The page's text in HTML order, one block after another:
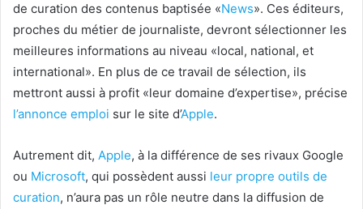
de curation des contenus baptisée «News». Ces éditeurs,
proches du métier de journaliste, devront sélectionner les
meilleures informations au niveau «local, national, et
international». En plus de ce travail de sélection, ils
mettront aussi à profit «leur domaine d’expertise», précise
l’annonce emploi sur le site d’Apple.
Autrement dit, Apple, à la différence de ses rivaux Google
ou Microsoft, qui possèdent aussi leur propre outils de
curation, n’aura pas un rôle neutre dans la diffusion de